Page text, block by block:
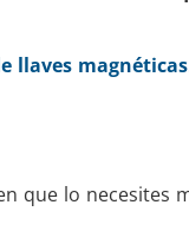
llaves magnéticas
que lo necesites